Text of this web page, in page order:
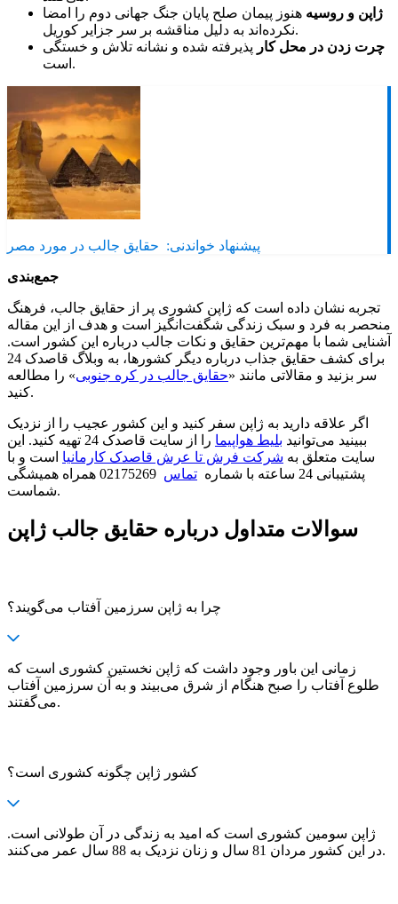
ژاپن و روسیه هنوز پیمان صلح پایان جنگ جهانی دوم را امضا
نکرده‌اند به دلیل مناقشه بر سر جزایر کوریل.
چرت زدن در محل کار پذیرفته شده و نشانه تلاش و خستگی
است.
پیشنهاد خواندنی: حقایق جالب در مورد مصر
جمع‌بندی
تجربه نشان داده است که ژاپن کشوری پر از حقایق جالب، فرهنگ
منحصر به فرد و سبک زندگی شگفت‌انگیز است و هدف از این مقاله
آشنایی شما با مهم‌ترین حقایق و نکات جالب درباره این کشور است.
برای کشف حقایق جذاب درباره دیگر کشورها، به وبلاگ قاصدک 24
سر بزنید و مقالاتی مانند «حقایق جالب در کره جنوبی» را مطالعه
کنید.
اگر علاقه‌ دارید به ژاپن سفر کنید و این کشور عجیب را از نزدیک
ببینید می‌توانید بلیط هواپیما
را از سایت قاصدک 24 تهیه کنید. این
سایت متعلق به شرکت فرش تا عرش قاصدک کارمانیا است و با
پشتیبانی 24 ساعته با شماره
تماس
02175269 همراه همیشگی
شماست.
سوالات متداول درباره حقایق جالب ژاپن
چرا به ژاپن سرزمین آفتاب می‌گویند؟
زمانی این باور وجود داشت که ژاپن نخستین کشوری است که
طلوع آفتاب را صبح هنگام از شرق می‌بیند و به آن سرزمین آفتاب
می‌گفتند.
کشور ژاپن چگونه کشوری است؟
ژاپن سومین کشوری است که امید به زندگی در آن طولانی است.
در این کشور مردان 81 سال و زنان نزدیک به 88 سال عمر می‌کنند.